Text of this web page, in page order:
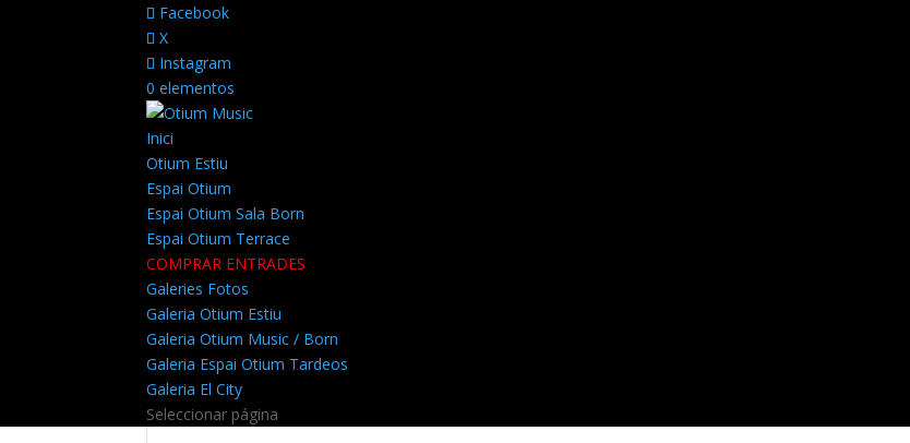
Facebook
X
Instagram
0 elementos
Inici
Otium Estiu
Espai Otium
Espai Otium Sala Born
Espai Otium Terrace
COMPRAR ENTRADES
Galeries Fotos
Galeria Otium Estiu
Galeria Otium Music / Born
Galeria Espai Otium Tardeos
Galeria El City
Seleccionar página